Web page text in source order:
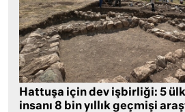
Hattuşa için dev işbirliği: 5
insanı 8 bin yıllık geçmişi